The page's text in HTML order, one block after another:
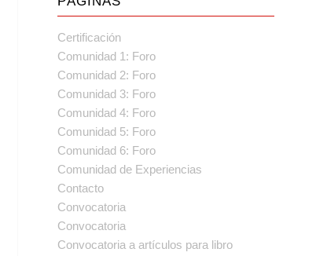
Certificación
Comunidad 1: Foro
Comunidad 2: Foro
Comunidad 3: Foro
Comunidad 4: Foro
Comunidad 5: Foro
Comunidad 6: Foro
Comunidad de Experiencias
Contacto
Convocatoria
Convocatoria
Convocatoria a artículos para libro